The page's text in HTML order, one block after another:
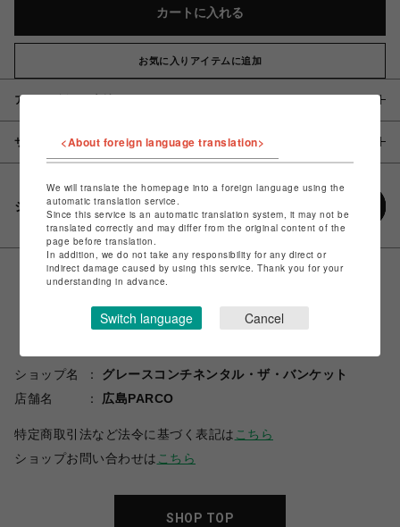
カートに入れる
お気に入りアイテムに追加
アイテム説明 / 素材
サイズ
シェアする
ショップ名
グレースコンチネンタル・ザ・バンケット
店舗名
広島PARCO
特定商取引法など法令に基づく表記は こちら
ショップお問い合わせは こちら
SHOP TOP
<About foreign language translation>
We will translate the homepage into a foreign language using the
automatic translation service.
Since this service is an automatic translation system, it may not be
translated correctly and may differ from the original content of the
page before translation.
In addition, we do not take any responsibility for any direct or
indirect damage caused by using this service. Thank you for your
understanding in advance.
Switch language Cancel